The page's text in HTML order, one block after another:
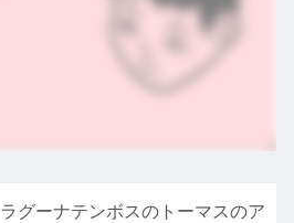
ラグーナテンボスのトーマスのア